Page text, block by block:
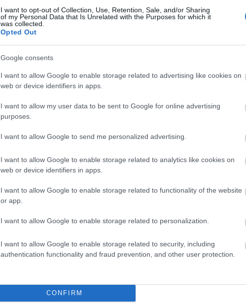
I want to opt-out of Collection, Use, Retention, Sale, and/or Sharing
of my Personal Data that Is Unrelated with the Purposes for which it
was collected.
Opted Out
Google consents
I want to allow Google to enable storage related to advertising like cookies on
web or device identifiers in apps.
I want to allow my user data to be sent to Google for online advertising
purposes.
I want to allow Google to send me personalized advertising.
I want to allow Google to enable storage related to analytics like cookies on
web or device identifiers in apps.
I want to allow Google to enable storage related to functionality of the website
or app.
I want to allow Google to enable storage related to personalization.
I want to allow Google to enable storage related to security, including
authentication functionality and fraud prevention, and other user protection.
CONFIRM